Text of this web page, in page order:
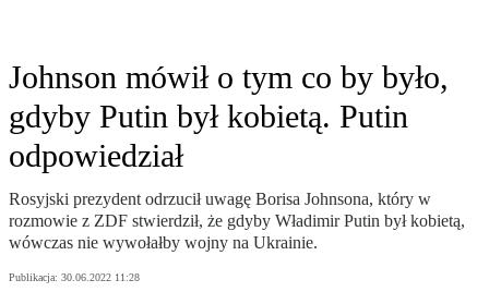
Johnson mówił o tym co by było,
gdyby Putin był kobietą. Putin
odpowiedział
Rosyjski prezydent odrzucił uwagę Borisa Johnsona, który w
rozmowie z ZDF stwierdził, że gdyby Władimir Putin był kobietą,
wówczas nie wywołałby wojny na Ukrainie.
Publikacja: 30.06.2022 11:28